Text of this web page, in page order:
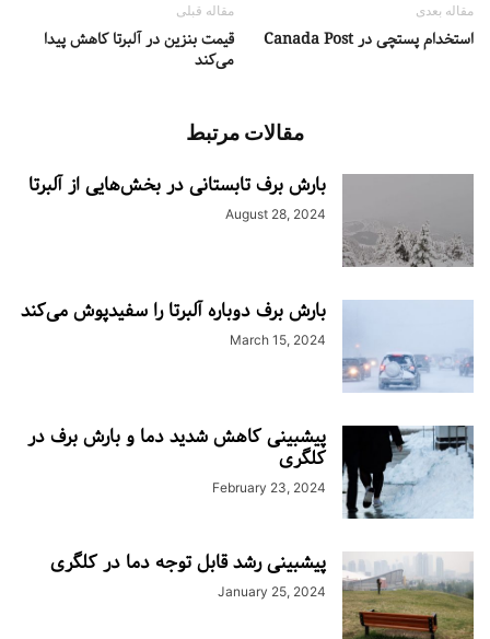
مقاله قبلی
قیمت بنزین در آلبرتا کاهش پیدا
می‌کند
مقاله بعدی
استخدام پستچی در Canada Post
مقالات مرتبط
بارش برف تابستانی در بخش‌هایی از آلبرتا
August 28, 2024
بارش برف دوباره آلبرتا را سفیدپوش می‌کند
March 15, 2024
پیشبینی کاهش شدید دما و بارش برف در
کلگری
February 23, 2024
پیشبینی رشد قابل توجه دما در کلگری
January 25, 2024